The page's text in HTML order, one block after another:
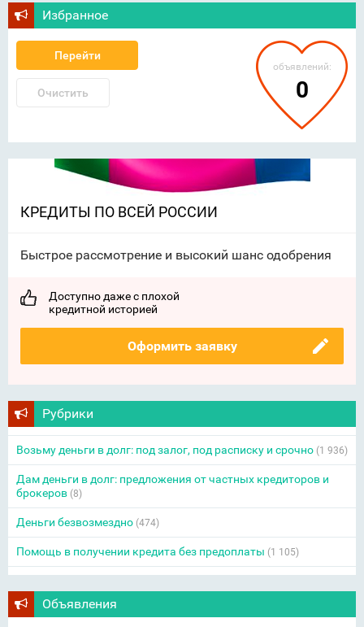
Избранное
Перейти
Очистить
объявлений:
0
КРЕДИТЫ ПО ВСЕЙ РОССИИ
Быстрое рассмотрение и высокий шанс одобрения
Доступно даже с плохой
кредитной историей
Оформить заявку
Рубрики
Возьму деньги в долг: под залог, под расписку и срочно (1 936)
Дам деньги в долг: предложения от частных кредиторов и
брокеров (8)
Деньги безвозмездно (474)
Помощь в получении кредита без предоплаты (1 105)
Объявления